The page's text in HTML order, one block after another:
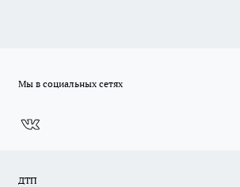
Мы в социальных сетях
ДТП